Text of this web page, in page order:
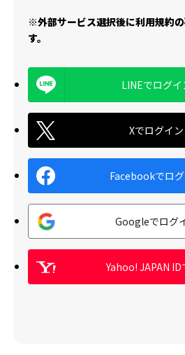
※外部サービス選択後に利用規約
す。
LINEでログイ
Xでログイン
Facebookでロ
Googleでログ
Yahoo! JAPAN